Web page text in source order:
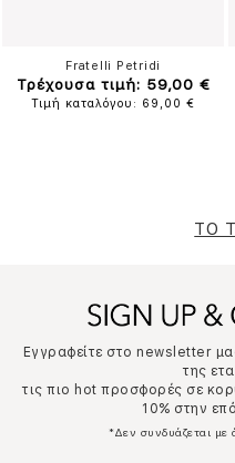
Fratelli Petridi
Τρέχουσα τιμή: 59,00 €
Τιμή καταλόγου: 69,00 €
TO
Εγγραφείτε στο newsletter
της
τις πιο hot προσφορές σε
10% στην
*Δεν συνδυάζεται με